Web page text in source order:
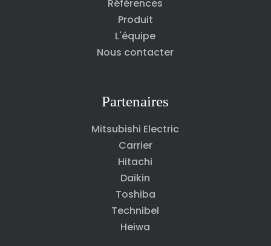
Références
Produit
L'équipe
Nous contacter
Partenaires
Mitsubishi Electric
Carrier
Hitachi
Daikin
Toshiba
Technibel
Heiwa